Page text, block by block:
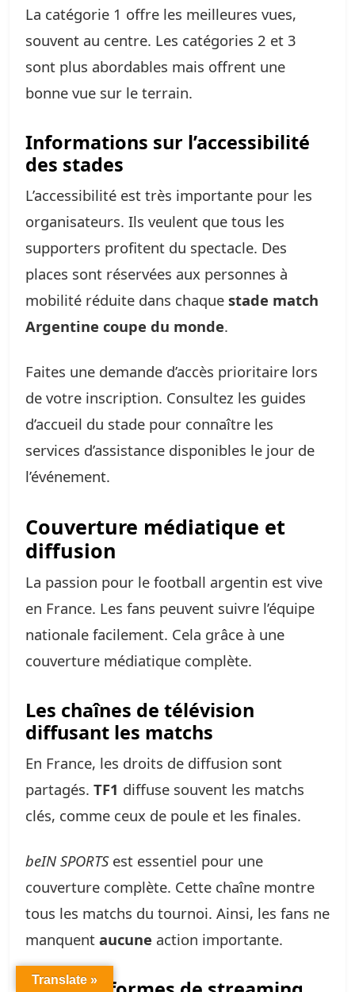
La catégorie 1 offre les meilleures vues,
souvent au centre. Les catégories 2 et 3
sont plus abordables mais offrent une
bonne vue sur le terrain.
Informations sur l’accessibilité
des stades
L’accessibilité est très importante pour les
organisateurs. Ils veulent que tous les
supporters profitent du spectacle. Des
places sont réservées aux personnes à
mobilité réduite dans chaque stade match
Argentine coupe du monde.
Faites une demande d’accès prioritaire lors
de votre inscription. Consultez les guides
d’accueil du stade pour connaître les
services d’assistance disponibles le jour de
l’événement.
Couverture médiatique et
diffusion
La passion pour le football argentin est vive
en France. Les fans peuvent suivre l’équipe
nationale facilement. Cela grâce à une
couverture médiatique complète.
Les chaînes de télévision
diffusant les matchs
En France, les droits de diffusion sont
partagés. TF1 diffuse souvent les matchs
clés, comme ceux de poule et les finales.
beIN SPORTSest essentiel pour une
couverture complète. Cette chaîne montre
tous les matchs du tournoi. Ainsi, les fans ne
manquent aucune action importante.
Translate »